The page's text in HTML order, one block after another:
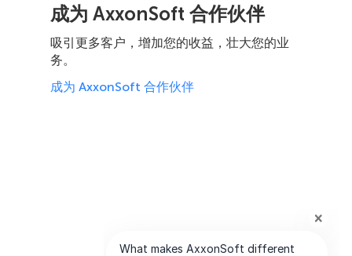
成为 AxxonSoft 合作伙伴
吸引更多客户，增加您的收益，壮大您的业
务。
成为 AxxonSoft 合作伙伴